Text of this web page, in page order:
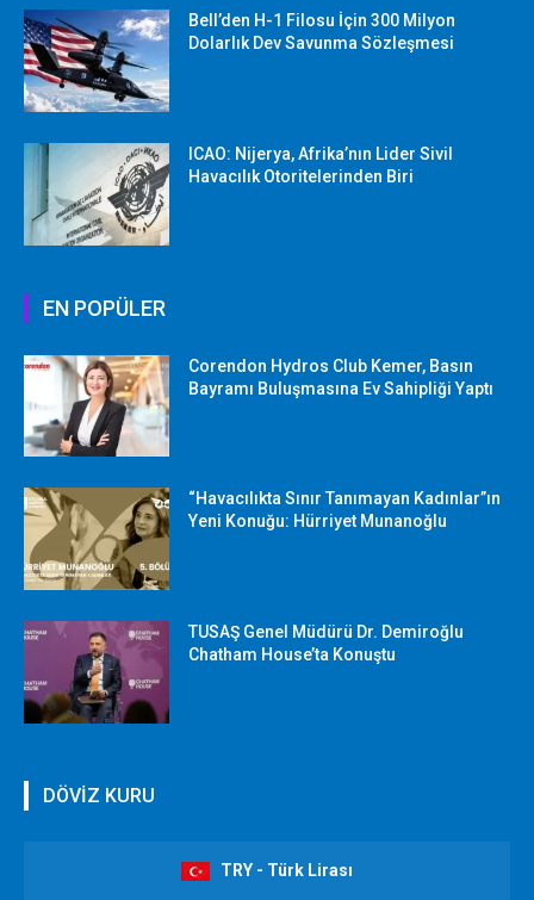
Bell’den H-1 Filosu İçin 300 Milyon
Dolarlık Dev Savunma Sözleşmesi
ICAO: Nijerya, Afrika’nın Lider Sivil
Havacılık Otoritelerinden Biri
EN POPÜLER
Corendon Hydros Club Kemer, Basın
Bayramı Buluşmasına Ev Sahipliği Yaptı
“Havacılıkta Sınır Tanımayan Kadınlar”ın
Yeni Konuğu: Hürriyet Munanoğlu
TUSAŞ Genel Müdürü Dr. Demiroğlu
Chatham House’ta Konuştu
DÖVİZ KURU
TRY - Türk Lirası